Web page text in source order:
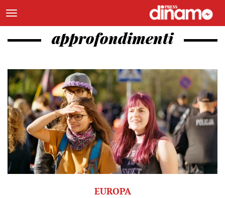
approfondimenti
EUROPA